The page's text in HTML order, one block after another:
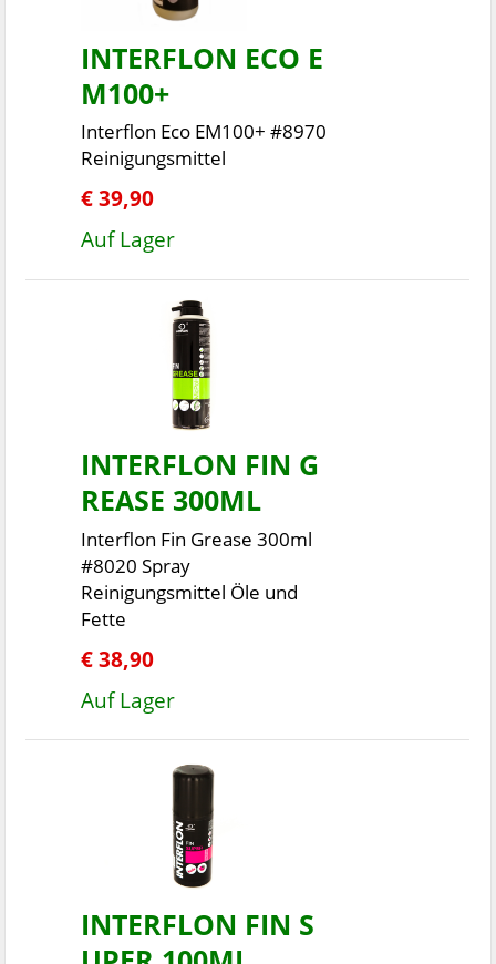
INTERFLON ECO E
M100+
Interflon Eco EM100+ #8970
Reinigungsmittel
€ 39,90
Auf Lager
INTERFLON FIN G
REASE 300ML
Interflon Fin Grease 300ml
#8020 Spray
Reinigungsmittel Öle und
Fette
€ 38,90
Auf Lager
INTERFLON FIN S